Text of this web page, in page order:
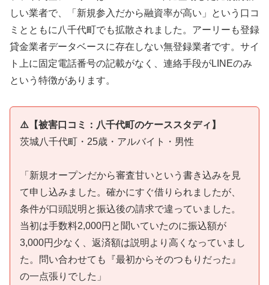
しい業者で、「新規参入だから融資率が高い」という口コ
ミとともに八千代町でも拡散されました。アーリーも登録
貸金業者データベースに存在しない無登録業者です。サイ
ト上に固定電話番号の記載がなく、連絡手段がLINEのみ
という特徴があります。
⚠️【被害口コミ：八千代町のケーススタディ】
茨城八千代町・25歳・アルバイト・男性
「新規オープンだから審査甘いという書き込みを見
て申し込みました。確かにすぐ借りられましたが、
条件が口頭説明と振込後の請求で違っていました。
当初は手数料2,000円と聞いていたのに振込額が
3,000円少なく、返済額は説明より高くなっていまし
た。問い合わせても『最初からそのつもりだった』
の一点張りでした」